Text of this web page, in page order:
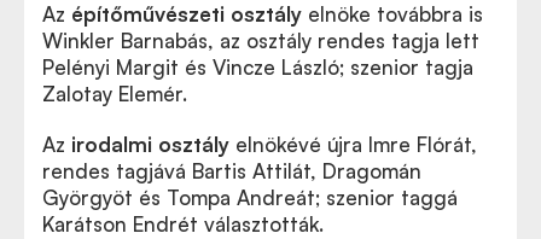
Az építőművészeti osztály elnöke továbbra is
Winkler Barnabás, az osztály rendes tagja lett
Pelényi Margit és Vincze László; szenior tagja
Zalotay Elemér.
Az irodalmi osztály elnökévé újra Imre Flórát,
rendes tagjává Bartis Attilát, Dragomán
Györgyöt és Tompa Andreát; szenior taggá
Karátson Endrét választották.